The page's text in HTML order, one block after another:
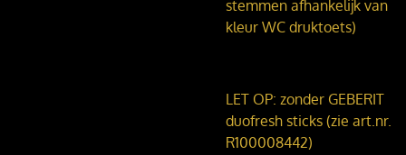
stemmen afhankelijk van
kleur WC druktoets)
LET OP: zonder GEBERIT
duofresh sticks (zie art.nr.
R100008442)